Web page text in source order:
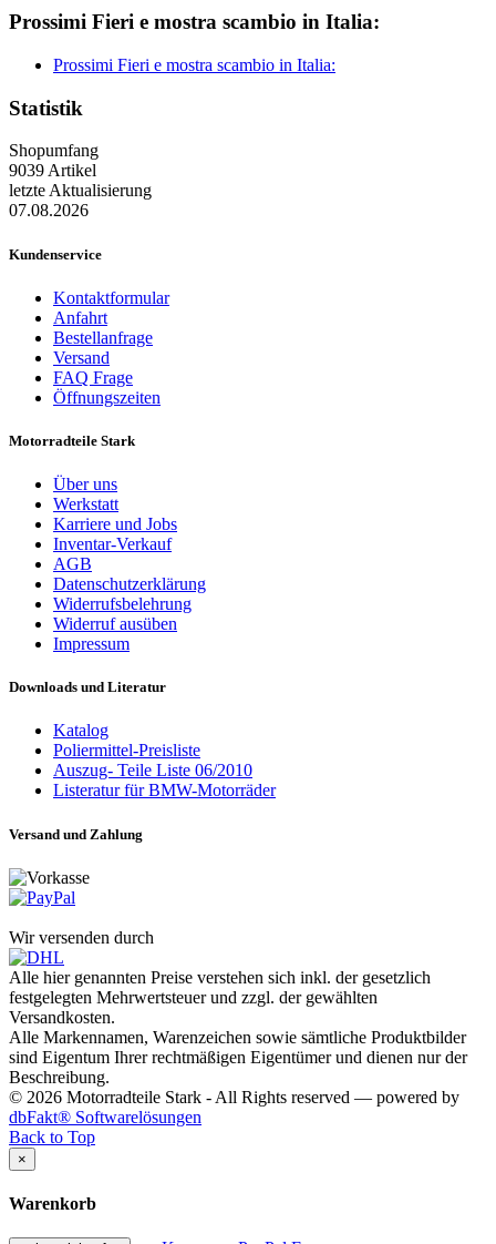
Prossimi Fieri e mostra scambio in Italia:
Prossimi Fieri e mostra scambio in Italia:
Statistik
Shopumfang
9039 Artikel
letzte Aktualisierung
07.08.2026
Kundenservice
Kontaktformular
Anfahrt
Bestellanfrage
Versand
FAQ Frage
Öffnungszeiten
Motorradteile Stark
Über uns
Werkstatt
Karriere und Jobs
Inventar-Verkauf
AGB
Datenschutzerklärung
Widerrufsbelehrung
Widerruf ausüben
Impressum
Downloads und Literatur
Katalog
Poliermittel-Preisliste
Auszug- Teile Liste 06/2010
Listeratur für BMW-Motorräder
Versand und Zahlung
Wir versenden durch
Alle hier genannten Preise verstehen sich inkl. der gesetzlich
festgelegten Mehrwertsteuer und zzgl. der gewählten
Versandkosten.
Alle Markennamen, Warenzeichen sowie sämtliche Produktbilder
sind Eigentum Ihrer rechtmäßigen Eigentümer und dienen nur der
Beschreibung.
© 2026 Motorradteile Stark - All Rights reserved — powered by
dbFakt® Softwarelösungen
Back to Top
×
Warenkorb